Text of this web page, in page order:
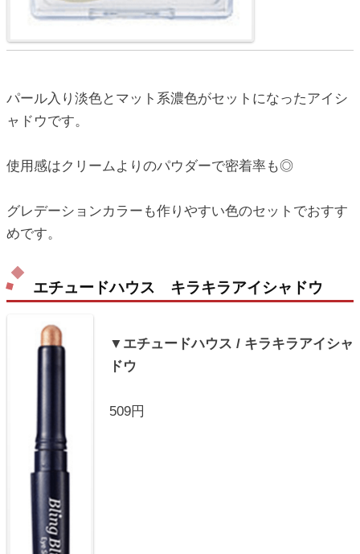
パール入り淡色とマット系濃色がセットになったアイシ
ャドウです。
使用感はクリームよりのパウダーで密着率も◎
グレデーションカラーも作りやすい色のセットでおすす
めです。
エチュードハウス キラキラアイシャドウ
▼エチュードハウス / キラキラアイシャ
ドウ
509円